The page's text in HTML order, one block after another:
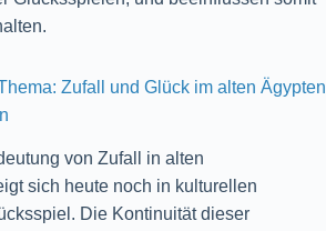
Zufall und Glück im alten Ägypten
von Zufall in alten
sich heute noch in kulturellen
Die Kontinuität dieser